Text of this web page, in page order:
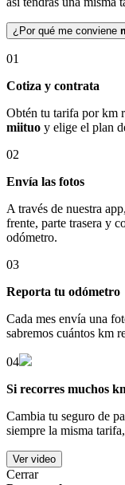
¿Por qué me conviene
01
Cotiza y contrata
Obtén tu tarifa por km
miituo y elige el plan
02
Envía las fotos
A través de nuestra
frente, parte trasera y
odómetro.
03
Reporta tu odómetro
Cada mes envía una
sabremos cuántos km
04
Si recorres muchos
Cambia tu seguro de
siempre la misma
Ver video
Cerrar